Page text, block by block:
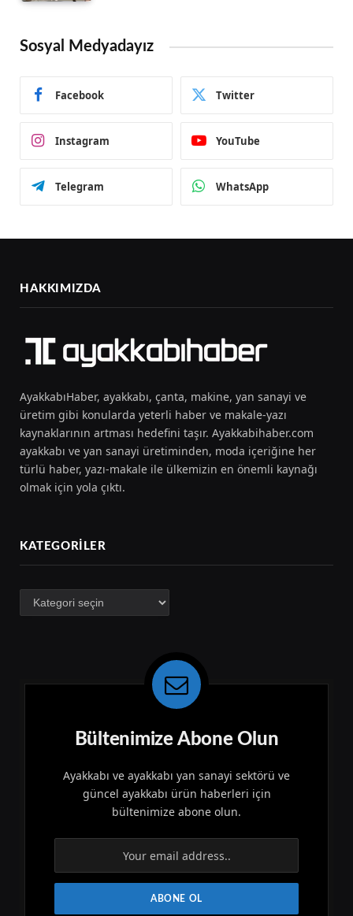
Sosyal Medyadayız
Facebook Twitter
Instagram YouTube
Telegram WhatsApp
HAKKIMIZDA
AyakkabıHaber, ayakkabı, çanta, makine, yan sanayi ve
üretim gibi konularda yeterli haber ve makale-yazı
kaynaklarının artması hedefini taşır. Ayakkabihaber.com
ayakkabı ve yan sanayi üretiminden, moda içeriğine her
türlü haber, yazı-makale ile ülkemizin en önemli kaynağı
olmak için yola çıktı.
KATEGORILER
Kategoriler
Bültenimize Abone Olun
Ayakkabı ve ayakkabı yan sanayi sektörü ve
güncel ayakkabı ürün haberleri için
bültenimize abone olun.